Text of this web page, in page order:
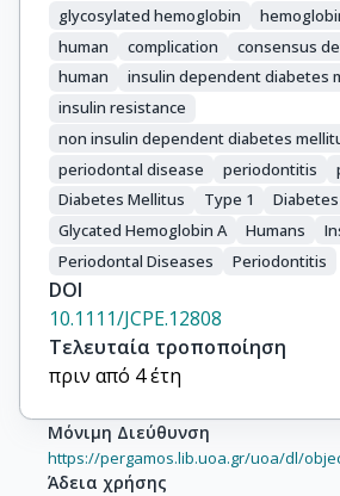
glycosylated hemoglobin
human
complication
consensus
human
insulin dependent diabetes
insulin resistance
non insulin dependent diabetes
periodontal disease
periodontitis
Diabetes Mellitus
Type 1
Glycated Hemoglobin A
Humans
Periodontal Diseases
Periodontitis
DOI
10.1111/JCPE.12808
Τελευταία τροποποίηση
πριν από 4 έτη
Μόνιμη Διεύθυνση
https://pergamos.lib.uoa.gr/uoa/dl/
Άδεια χρήσης